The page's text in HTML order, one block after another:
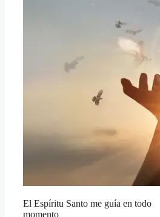
El Espíritu Santo me guía en todo
momento